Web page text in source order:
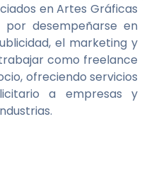
en Artes Gráficas
desempeñarse en
el marketing y
como freelance
ofreciendo servicios
a empresas y